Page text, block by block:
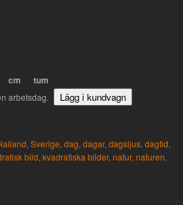
cm tum
arbetsdag.
Sverige, dag, dagar, dagsljus, dagtid,
bild, kvadratiska bilder, natur, naturen,